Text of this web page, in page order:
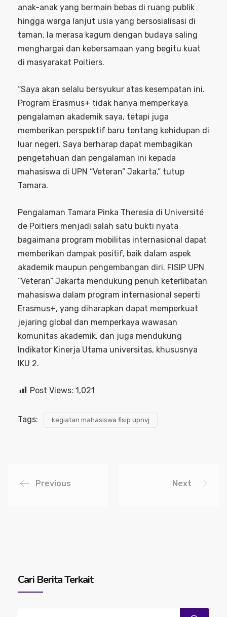
anak-anak yang bermain bebas di ruang publik
hingga warga lanjut usia yang bersosialisasi di
taman. Ia merasa kagum dengan budaya saling
menghargai dan kebersamaan yang begitu kuat
di masyarakat Poitiers.
“Saya akan selalu bersyukur atas kesempatan ini.
Program Erasmus+ tidak hanya memperkaya
pengalaman akademik saya, tetapi juga
memberikan perspektif baru tentang kehidupan di
luar negeri. Saya berharap dapat membagikan
pengetahuan dan pengalaman ini kepada
mahasiswa di UPN “Veteran” Jakarta,” tutup
Tamara.
Pengalaman Tamara Pinka Theresia di Université
de Poitiers menjadi salah satu bukti nyata
bagaimana program mobilitas internasional dapat
memberikan dampak positif, baik dalam aspek
akademik maupun pengembangan diri. FISIP UPN
“Veteran” Jakarta mendukung penuh keterlibatan
mahasiswa dalam program internasional seperti
Erasmus+, yang diharapkan dapat memperkuat
jejaring global dan memperkaya wawasan
komunitas akademik, dan juga mendukung
Indikator Kinerja Utama universitas, khususnya
IKU 2.
Post Views: 1,021
Tags: kegiatan mahasiswa fisip upnvj
Previous Next
Cari Berita Terkait